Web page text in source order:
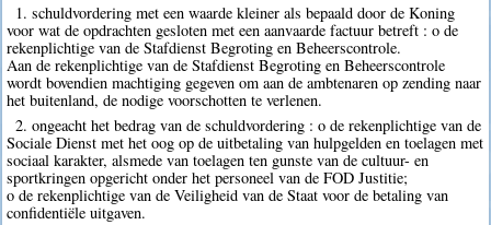
1. schuldvordering met een waarde kleiner als bepaald door de Koning
voor wat de opdrachten gesloten met een aanvaarde factuur betreft : o de
rekenplichtige van de Stafdienst Begroting en Beheerscontrole.
Aan de rekenplichtige van de Stafdienst Begroting en Beheerscontrole
wordt bovendien machtiging gegeven om aan de ambtenaren op zending naar
het buitenland, de nodige voorschotten te verlenen.
2. ongeacht het bedrag van de schuldvordering : o de rekenplichtige van de
Sociale Dienst met het oog op de uitbetaling van hulpgelden en toelagen met
sociaal karakter, alsmede van toelagen ten gunste van de cultuur- en
sportkringen opgericht onder het personeel van de FOD Justitie;
o de rekenplichtige van de Veiligheid van de Staat voor de betaling van
confidentiële uitgaven.